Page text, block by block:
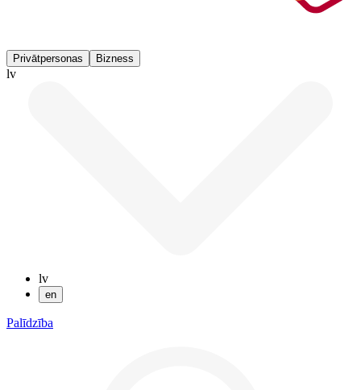
Privātpersonas Bizness
lv
lv
en
Palīdzība